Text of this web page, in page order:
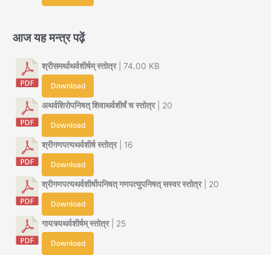
आज यह मन्त्र पढ़ें
श्रीसमर्थाथर्वशीर्षम् स्तोत्र| 74.00 KB
Download
अथर्वशिरोपनिषत् शिवाथर्वशीर्षं च स्तोत्र| 20
Download
श्रीगणपत्यथर्वशीर्ष स्तोत्र| 16
Download
श्रीगणपत्यथर्वशीर्षोपनिषत् गणपत्युपनिषत् सस्वर स्तोत्र| 20
Download
गायत्र्यथर्वशीर्षम् स्तोत्र| 25
Download